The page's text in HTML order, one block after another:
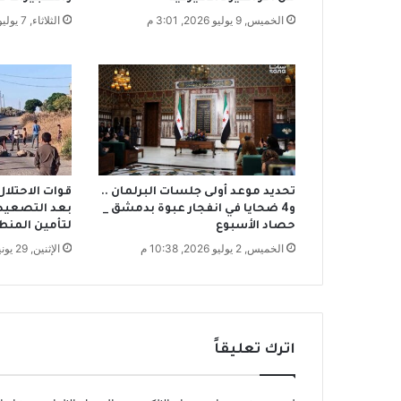
ر
ك
ح
س
ك
ة
الخميس, 9 يوليو 2026, 3:01 م الثلاثاء, 7 يوليو 2026, 2:04 م
تحديد موعد أولى جلسات البرلمان ..
و4 ضحايا في انفجار عبوة بدمشق _
حصاد الأسبوع
الخميس, 2 يوليو 2026, 10:38 م
قوات
بعد
لتأمين
الإثنين, 29 يونيو 2026, 12:14 م
اترك تعليقاً